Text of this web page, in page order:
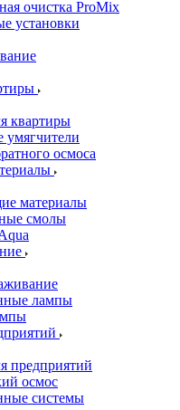
очистка ProMix
установки
квартиры
умягчители
осмоса
материалы
смолы
лампы
предприятий
осмос
системы